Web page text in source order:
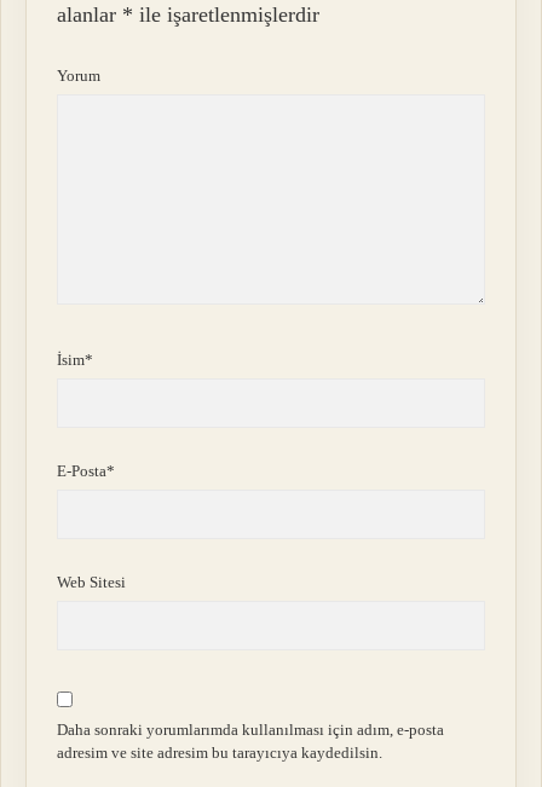
alanlar * ile işaretlenmişlerdir
Yorum
İsim*
E-Posta*
Web Sitesi
Daha sonraki yorumlarımda kullanılması için adım, e-posta
adresim ve site adresim bu tarayıcıya kaydedilsin.